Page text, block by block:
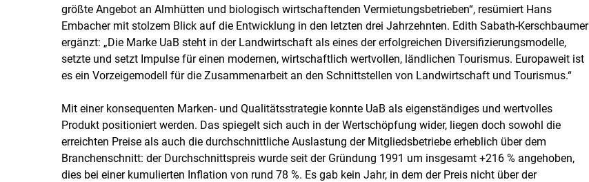
größte Angebot an Almhütten und biologisch wirtschaftenden Vermietungsbetrieben“, resümiert Hans
Embacher mit stolzem Blick auf die Entwicklung in den letzten drei Jahrzehnten. Edith Sabath-Kerschbaumer
ergänzt: „Die Marke UaB steht in der Landwirtschaft als eines der erfolgreichen Diversifizierungsmodelle,
setzte und setzt Impulse für einen modernen, wirtschaftlich wertvollen, ländlichen Tourismus. Europaweit ist
es ein Vorzeigemodell für die Zusammenarbeit an den Schnittstellen von Landwirtschaft und Tourismus.“
Mit einer konsequenten Marken- und Qualitätsstrategie konnte UaB als eigenständiges und wertvolles
Produkt positioniert werden. Das spiegelt sich auch in der Wertschöpfung wider, liegen doch sowohl die
erreichten Preise als auch die durchschnittliche Auslastung der Mitgliedsbetriebe erheblich über dem
Branchenschnitt: der Durchschnittspreis wurde seit der Gründung 1991 um insgesamt +216 % angehoben,
dies bei einer kumulierten Inflation von rund 78 %. Es gab kein Jahr, in dem der Preis nicht über der